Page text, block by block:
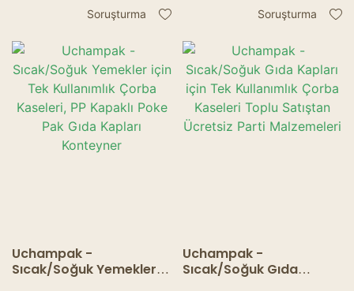
Satıştan Ücretsiz Parti
Malzemeleri, PP kapaklı
paket servis kaseleri,
Gıda kapları ve
Konteynerler
Soruşturma
Çorba Kaseleri,
Kapları için Toplu
Ücretsiz Parti
Malzemeleri
Soruşturma
Uchampak -
Sıcak/Soğuk Yemekler
Uchampak -
Sıcak/Soğuk Gıda